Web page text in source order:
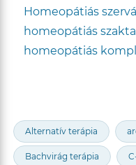
Homeopátiás
homeopátiás
homeopátiás
Alternatív terápia
Bachvirág terápia